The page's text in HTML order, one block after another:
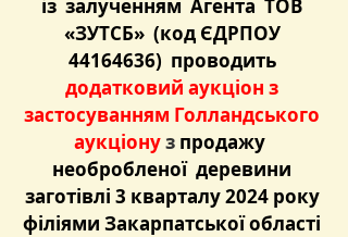
із  залученням  Агента  ТОВ
«ЗУТСБ»  (код ЄДРПОУ
44164636)  проводить
додатковий аукціон з
застосуванням Голландського
аукціону з продажу
необробленої  деревини
заготівлі 3 кварталу 2024 року
філіями Закарпатської області